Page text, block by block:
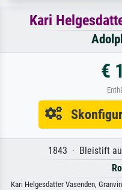
Kari
€
1843 · Bleistift
Kari Helgesdatter Vasenden,